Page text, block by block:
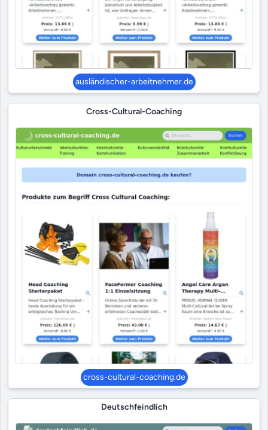
ausländischer-arbeitnehmer.de
Cross-Cultural-Coaching
cross-cultural-coaching.de
Deutschfeindlich